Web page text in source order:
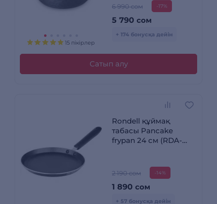
15 пікірлер
6 990 сом -17%
5 790 сом
+ 174 бонусқа дейін
Сатып алу
Rondell құймақ
табасы Pancake
frypan 24 см (RDA-
2 190 сом -14%
1 890 сом
+ 57 бонусқа дейін